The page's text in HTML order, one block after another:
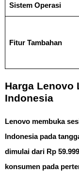
Sistem Operasi
Fitur Tambahan
Harga Lenovo
Indonesia
Lenovo membuka
Indonesia pada
dimulai dari Rp
konsumen pada